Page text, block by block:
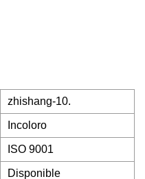
zhishang-10.
Incoloro
ISO 9001
Disponible